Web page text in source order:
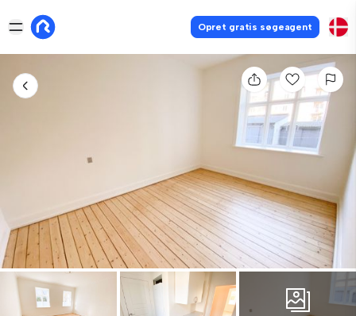
Opret gratis søgeagent